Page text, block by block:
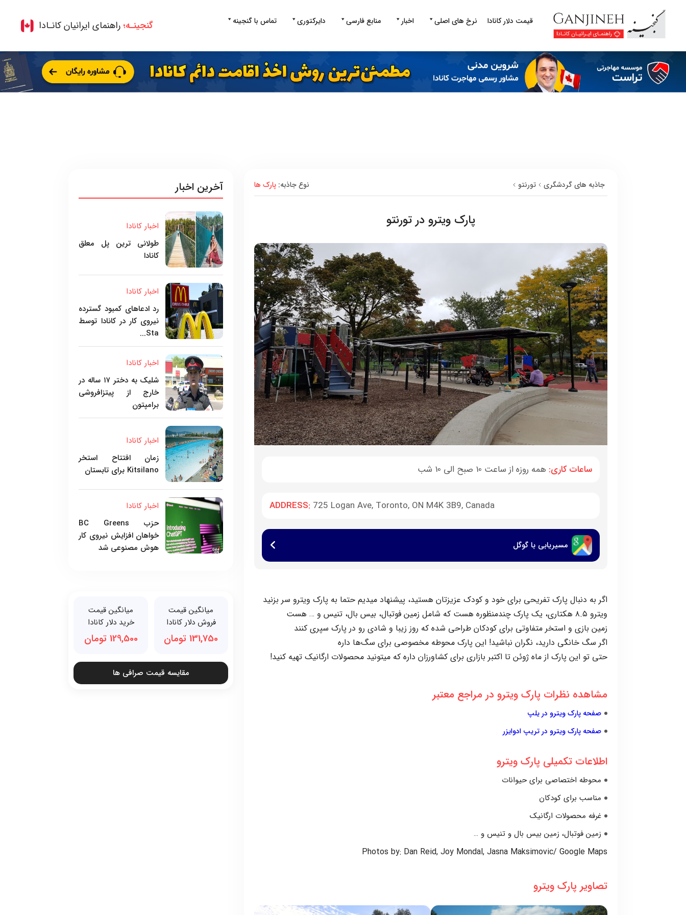
قیمت دلار کانادا نرخ های اصلی اخبار منابع فارسی دایرکتوری تماس با گنجینه گنجینـه؛ راهنمای ایرانیان کانـادا
جاذبه های گردشگری تورنتو نوع جاذبه: پارک ها
پارک ویترو در تورنتو
ساعات کاری: همه روزه از ساعت 10 صبح الی 10 شب
ADDRESS: 725 Logan Ave, Toronto, ON M4K 3B9, Canada
مسیریابی با گوگل
اگر به دنبال پارک تفریحی برای خود و کودک عزیزتان هستید، پیشنهاد میدیم حتما به پارک ویترو سر بزنید
ویترو ۸.۵ هکتاری، یک پارک چندمنظوره هست که شامل زمین فوتبال، بیس بال، تنیس و ‌… هست
زمین بازی و استخر متفاوتی برای کودکان طراحی شده که روز زیبا و شادی رو در پارک سپری کنند
اگر سگ خانگی دارید، نگران نباشید! این پارک محوطه مخصوصی برای سگ‌ها داره
حتی تو این پارک از ماه ژوئن تا اکتبر بازاری برای کشاورزان داره که میتونید محصولات ارگانیک تهیه کنید!
مشاهده نظرات پارک ویترو در مراجع معتبر
صفحه پارک ویترو در یلپ
صفحه پارک ویترو در تریپ ادوایزر
اطلاعات تکمیلی پارک ویترو
محوطه اختصاصی برای حیوانات
مناسب برای کودکان
غرفه محصولات ارگانیک
زمین فوتبال، زمین بیس بال و تنیس و …
Photos by: Dan Reid, Joy Mondal, Jasna Maksimovic/ Google Maps
تصاویر پارک ویترو
آخرین اخبار
اخبار کانادا
طولانی ترین پل معلق
کانادا
اخبار کانادا
رد ادعاهای کمبود گسترده
نیروی کار در کانادا توسط
Sta...
اخبار کانادا
شلیک به دختر ۱۷ ساله در
خارج از پیتزافروشی
برامپتون
اخبار کانادا
زمان افتتاح استخر
Kitsilano برای تابستان
اخبار کانادا
حزب BC Greens
خواهان افزایش نیروی کار
هوش مصنوعی شد
میانگین قیمت
فروش دلار کانادا
131,750 تومان
میانگین قیمت
خرید دلار کانادا
129,500 تومان
مقایسه قیمت صرافی ها